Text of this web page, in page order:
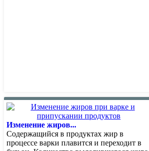
Изменение жиров...
Содержащийся в продуктах жир в
процессе варки плавится и переходит в